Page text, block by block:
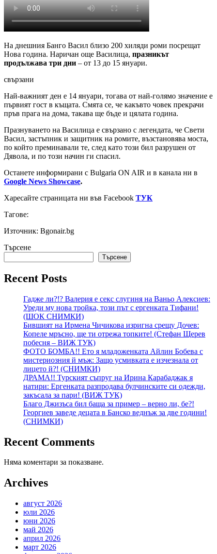
На днешния Банго Васил близо 200 хиляди роми посрещат
Нова година. Наричан още Василица, празникът
продължава три дни – от 13 до 15 януари.
свързани
Най-важният ден е 14 януари, тогава от най-голямо значение е
първият гост в къщата. Смята се, че какъвто човек прекрачи
пръв прага на дома, такава ще бъде и цялата година.
Празнуването на Василица е свързано с легендата, че Свети
Васил, застъпник и защитник на ромите, възстановява моста,
по който преминавали те, след като този бил разрушен от
Дявола, и по този начин ги спасил.
Останете информирани с Bulgaria ON AIR и в канала ни в
Google News Showcase.
Харесайте страницата ни във Facebook ТУК
Тагове:
Източник: Bgonair.bg
Търсене
Търсене
Recent Posts
Гадже ли?!? Валерия е секс слугиня на Ваньо Алексиев:
Уреди му нова тройка, този път с ергенката Тифани!
(ШОК СНИМКИ)
Бившият на Ирмена Чичикова изригна срещу Дочев:
Копеле мръсно, ще ти отрежа топките! (Стефан Щерев
побесня – ВИЖ ТУК)
ФОТО БОМБА!! Ето я младоженката Айлин Бобева с
мистериозния й мъж: Защо усмивката е изчезнала от
лицето й?! (СНИМКИ)
ДРАМА!! Турският съпруг на Ирина Карабаджак я
натири: Ергенката разпродава булчинските си одежди,
закъсала за пари! (ВИЖ ТУК)
Благо Джизъса бил баща за пример – верно ли, бе?!
Георгиев заведе децата в Банско веднъж за две години!
(СНИМКИ)
Recent Comments
Няма коментари за показване.
Archives
август 2026
юли 2026
юни 2026
май 2026
април 2026
март 2026